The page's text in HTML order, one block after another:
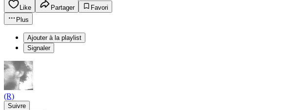
Like Partager
Favori
Plus
Ajouter à la playlist
Signaler
(R)
Suivre